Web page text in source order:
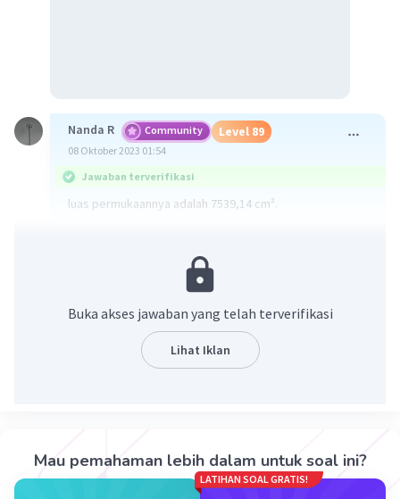
Nanda R Community Level 89
08 Oktober 2023 01:54
Jawaban terverifikasi
luas permukaannya adalah 7539,14 cm².
·0.0
Iklan
Buka akses jawaban yang telah terverifikasi
Lihat Iklan
Mau pemahaman lebih dalam untuk soal ini?
LATIHAN SOAL GRATIS!